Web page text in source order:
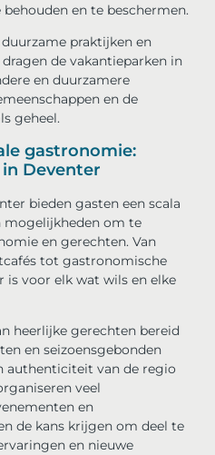
en te beschermen.
praktijken en
de vakantieparken in
en duurzamere
en de
geheel.
gastronomie:
Deventer
bieden gasten een scala
mogelijkheden om te
en gerechten. Van
tot gastronomische
is voor elk wat wils en elke
heerlijke gerechten bereid
en seizoensgebonden
authenticiteit van de regio
veel
en
de kans krijgen om deel te
en nieuwe